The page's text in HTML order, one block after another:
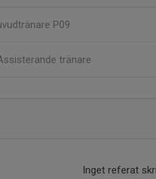
P09
tränare
Inget referat